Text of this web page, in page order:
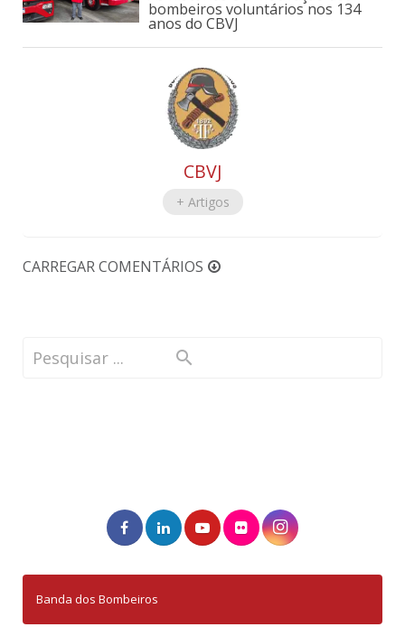
bombeiros voluntários nos 134
anos do CBVJ
CBVJ
+ Artigos
CARREGAR COMENTÁRIOS
Banda dos Bombeiros